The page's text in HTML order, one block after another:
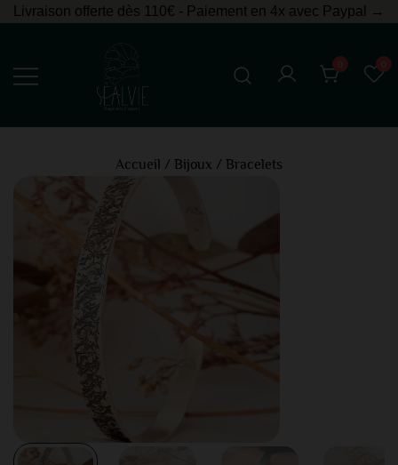
Livraison offerte dès 110€ - Paiement en 4x avec Paypal →
Accueil / Bijoux / Bracelets